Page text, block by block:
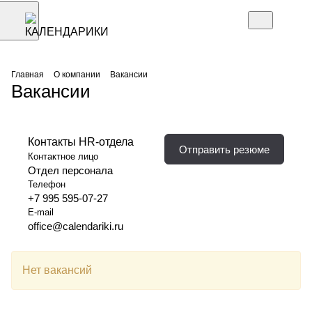
Главная О компании Вакансии
Вакансии
Контакты HR-отдела
Контактное лицо
Отдел персонала
Телефон
+7 995 595-07-27
E-mail
office@calendariki.ru
Отправить резюме
Нет вакансий